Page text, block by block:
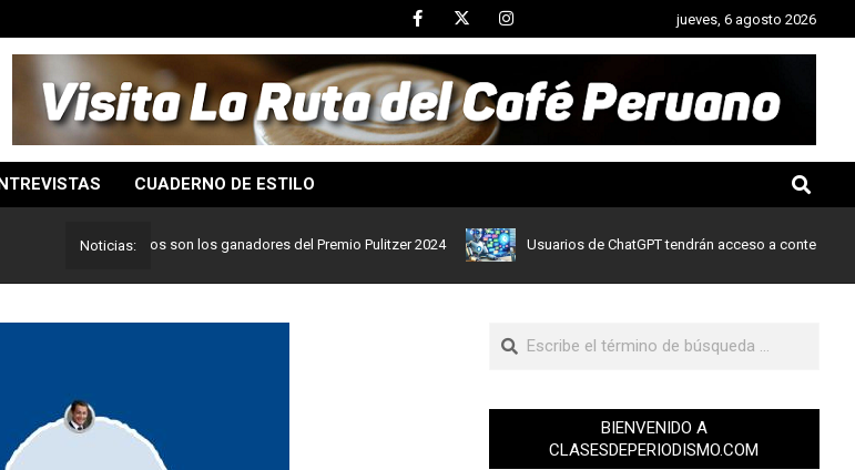
jueves, 6 agosto 2026
CUADERNO DE ESTILO
Noticias:
periodismo: Estos son los ganadores del Premio Pulitzer 2024 Usuarios de ChatGPT tendrán acceso a contenidos de
BIENVENIDO A
CLASESDEPERIODISMO.COM